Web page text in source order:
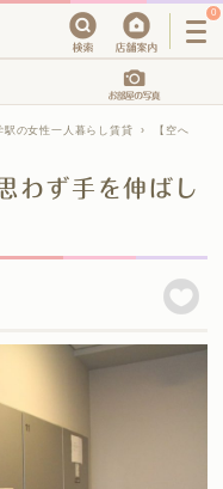
0
駅の女性一人暮らし賃貸 ›
【空へ
わず手を伸ばし